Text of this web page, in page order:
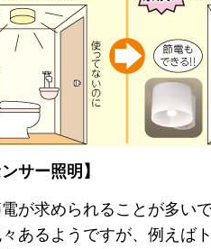
サー照明】
が求められることが多い
あるようですが、例えば